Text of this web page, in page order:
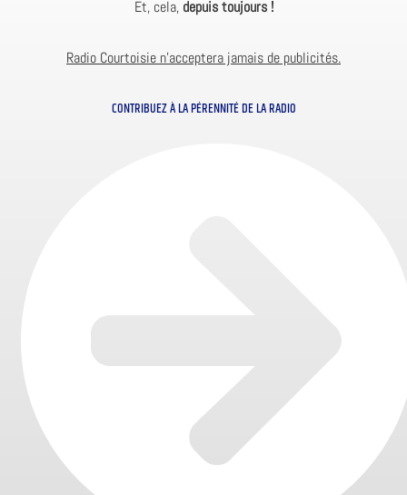
Et, cela, depuis toujours !
Radio Courtoisie n’acceptera jamais de publicités.
CONTRIBUEZ À LA PÉRENNITÉ DE LA RADIO